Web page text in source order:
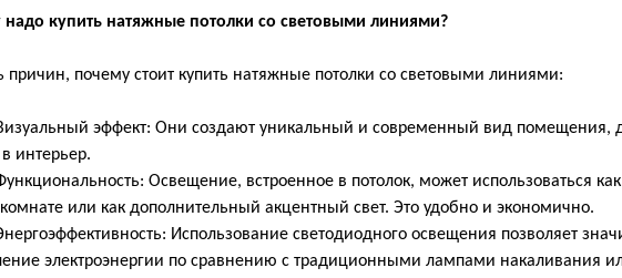
надо купить натяжные потолки со световыми линиями?
причин, почему стоит купить натяжные потолки со световыми линиями:
эффект: Они создают уникальный и современный вид помещения,
интерьер.
Освещение, встроенное в потолок, может использоваться как
комнате или как дополнительный акцентный свет. Это удобно и экономично.
Использование светодиодного освещения позволяет
электроэнергии по сравнению с традиционными лампами накаливания